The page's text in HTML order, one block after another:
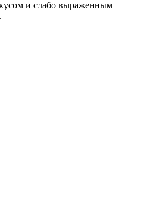
и слабо выраженным